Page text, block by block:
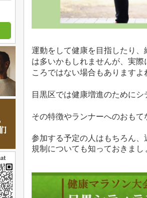
運動をして健康を目指したり
は多いかもしれませんが、実
ころではない場合もありますよ
目黒区では健康増進のためにシ
その特徴やランナーへのおもて
参加する予定の人はもちろん
規制についても知っておきまし